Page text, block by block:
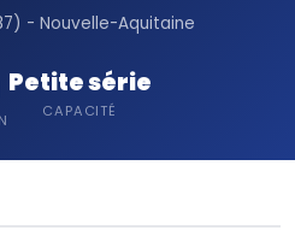
- Nouvelle-Aquitaine
Petite série
CAPACITÉ